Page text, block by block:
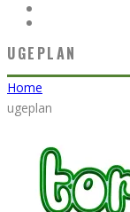
UGEPLAN
Home
ugeplan